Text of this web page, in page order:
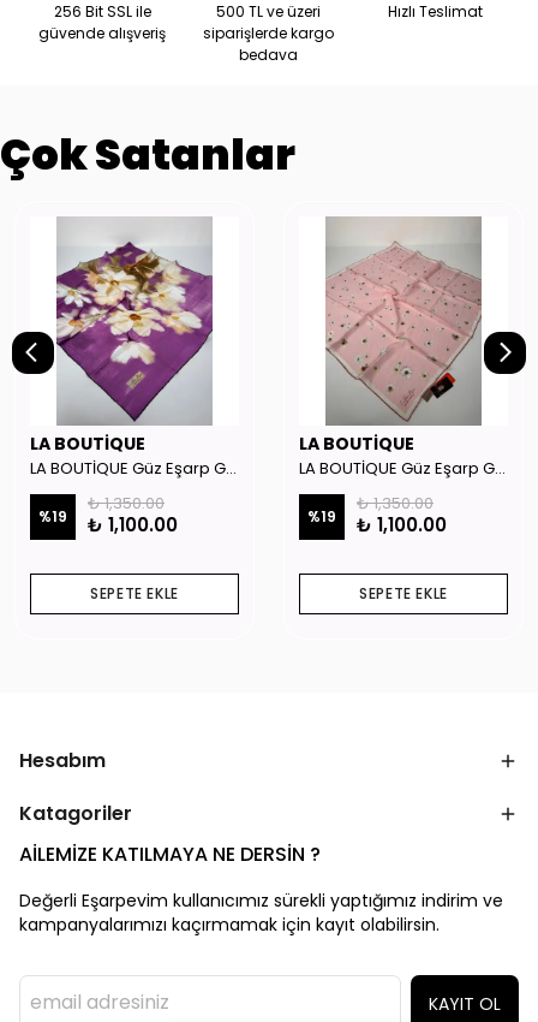
256 Bit SSL ile
güvende alışveriş
500 TL ve üzeri
siparişlerde kargo
bedava
Hızlı Teslimat
Çok Satanlar
LA BOUTİQUE
LA BOUTİQUE Güz Eşarp GYSE262908
%19
₺ 1,350.00
₺ 1,100.00
SEPETE EKLE
LA BOUTİQUE
LA BOUTİQUE Güz Eşarp GYSE130804
%19
₺ 1,350.00
₺ 1,100.00
SEPETE EKLE
Hesabım
Katagoriler
AİLEMİZE KATILMAYA NE DERSİN ?
Değerli Eşarpevim kullanıcımız sürekli yaptığımız indirim ve
kampanyalarımızı kaçırmamak için kayıt olabilirsin.
KAYIT OL